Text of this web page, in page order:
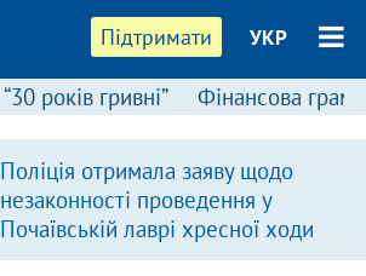
Підтримати УКР
“30 років гривні” Фінансова
Поліція отримала заяву щодо
незаконності проведення у
Почаївській лаврі хресної ходи